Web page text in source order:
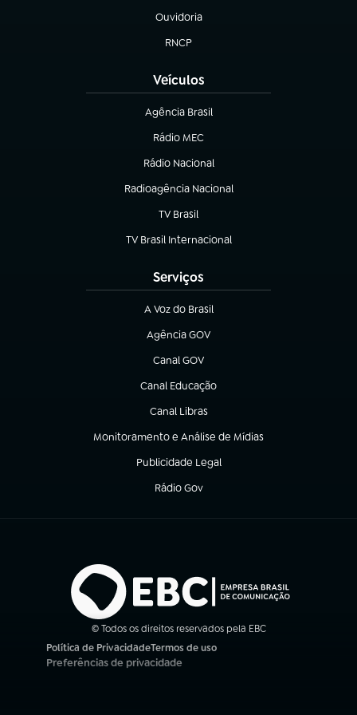
Ouvidoria
(abre em nova aba)
RNCP
(abre em nova aba)
Veículos
Agência Brasil
(abre em nova aba)
Rádio MEC
Rádio Nacional
(abre em nova aba)
Radioagência Nacional
(abre em nova aba)
TV Brasil
(abre em nova aba)
TV Brasil Internacional
(abre em nova aba)
Serviços
A Voz do Brasil
(abre em nova aba)
Agência GOV
(abre em nova aba)
Canal GOV
(abre em nova aba)
Canal Educação
(abre em nova aba)
Canal Libras
(abre em nova aba)
Monitoramento e Análise de Mídias
(abre em nova aba)
Publicidade Legal
(abre em nova aba)
Rádio Gov
(abre em nova aba)
© Todos os direitos reservados pela EBC
Política de Privacidade
(abre em nova aba)
Termos de uso
(abre em nova aba)
Preferências de privacidade